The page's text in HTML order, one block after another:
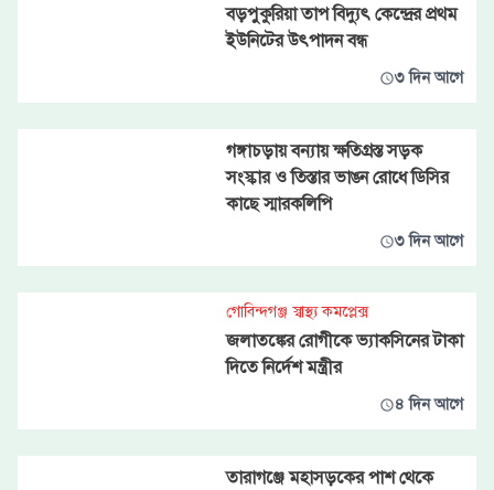
বড়পুকুরিয়া তাপ বিদ্যুৎ কেন্দ্রের প্রথম
ইউনিটের উৎপাদন বন্ধ
৩ দিন আগে
গঙ্গাচড়ায় বন্যায় ক্ষতিগ্রস্ত সড়ক
সংস্কার ও তিস্তার ভাঙন রোধে ডিসির
কাছে স্মারকলিপি
৩ দিন আগে
গোবিন্দগঞ্জ স্বাস্থ্য কমপ্লেক্স
জলাতঙ্কের রোগীকে ভ্যাকসিনের টাকা
দিতে নির্দেশ মন্ত্রীর
৪ দিন আগে
তারাগঞ্জে মহাসড়কের পাশ থেকে